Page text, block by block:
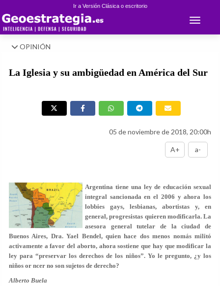
Ir a Versión Clásica o escritorio
Toggle
OPINIÓN
La Iglesia y su ambigüedad en América del Sur
05 de noviembre de 2018, 20:00h
A+ a-
Argentina tiene una ley de educación sexual
integral sancionada en el 2006 y ahora los
lobbies gays, lesbianas, abortistas y, en
general, progresistas quieren modificarla. La
asesora general tutelar de la ciudad de
Buenos Aires, Dra. Yael Bendel, quien hace dos menos nomás militó
activamente a favor del aborto, ahora sostiene que hay que modificar la
ley para “preservar los derechos de los niños”. Yo le pregunto, ¿y los
niños or ncer no son sujetos de derecho?
Alberto Buela